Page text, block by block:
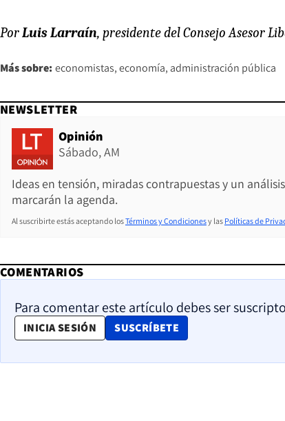
PorLuis Larraín, presidente del Consejo Asesor
Más sobre: economistas economía administración pública
NEWSLETTER
Opinión
Sábado, AM
Ideas en tensión, miradas contrapuestas y un
marcarán la agenda.
Al suscribirte estás aceptando losTérminos y Condicionesy las Políticas de
COMENTARIOS
Para comentar este artículo debes ser
INICIA SESIÓN SUSCRÍBETE
OPENS IN NEW WINDOW